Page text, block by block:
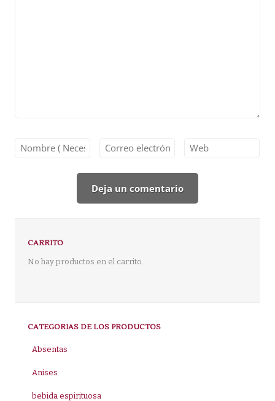
CARRITO
No hay productos en el carrito.
CATEGORIAS DE LOS PRODUCTOS
Absentas
Anises
bebida espirituosa